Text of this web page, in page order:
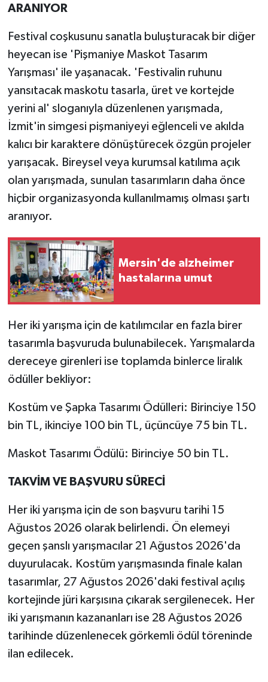
ARANIYOR
Festival coşkusunu sanatla buluşturacak bir diğer
heyecan ise 'Pişmaniye Maskot Tasarım
Yarışması' ile yaşanacak. 'Festivalin ruhunu
yansıtacak maskotu tasarla, üret ve kortejde
yerini al' sloganıyla düzenlenen yarışmada,
İzmit'in simgesi pişmaniyeyi eğlenceli ve akılda
kalıcı bir karaktere dönüştürecek özgün projeler
yarışacak. Bireysel veya kurumsal katılıma açık
olan yarışmada, sunulan tasarımların daha önce
hiçbir organizasyonda kullanılmamış olması şartı
aranıyor.
Mersin'de alzheimer
hastalarına umut
Her iki yarışma için de katılımcılar en fazla birer
tasarımla başvuruda bulunabilecek. Yarışmalarda
dereceye girenleri ise toplamda binlerce liralık
ödüller bekliyor:
Kostüm ve Şapka Tasarımı Ödülleri: Birinciye 150
bin TL, ikinciye 100 bin TL, üçüncüye 75 bin TL.
Maskot Tasarımı Ödülü: Birinciye 50 bin TL.
TAKVİM VE BAŞVURU SÜRECİ
Her iki yarışma için de son başvuru tarihi 15
Ağustos 2026 olarak belirlendi. Ön elemeyi
geçen şanslı yarışmacılar 21 Ağustos 2026'da
duyurulacak. Kostüm yarışmasında finale kalan
tasarımlar, 27 Ağustos 2026'daki festival açılış
kortejinde jüri karşısına çıkarak sergilenecek. Her
iki yarışmanın kazananları ise 28 Ağustos 2026
tarihinde düzenlenecek görkemli ödül töreninde
ilan edilecek.